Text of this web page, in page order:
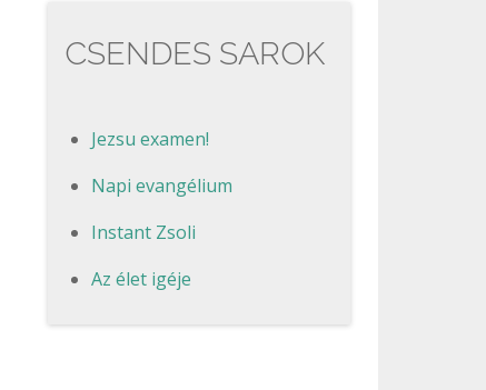
CSENDES SAROK
Jezsu examen!
Napi evangélium
Instant Zsoli
Az élet igéje